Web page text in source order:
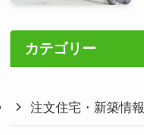
カテゴリー
注文住宅・新築情報